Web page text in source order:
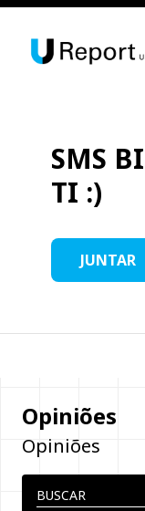
SMS
TI :)
JUNTAR
Opiniões
Opiniões